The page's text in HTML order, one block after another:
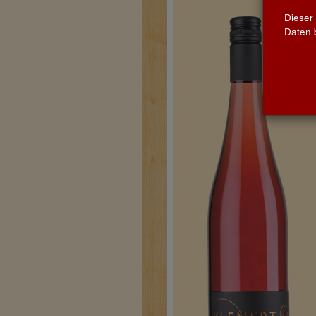
Daten